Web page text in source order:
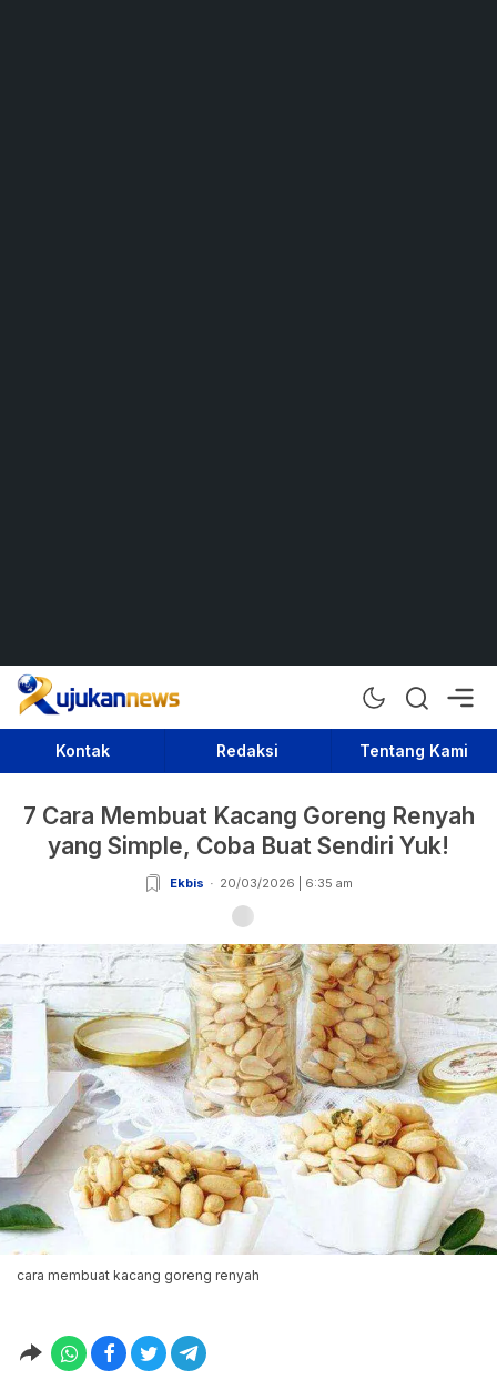
Rujukan News
Satu Rujukan Sejuta Informasi
Kontak Redaksi Tentang Kami
7 Cara Membuat Kacang Goreng Renyah
yang Simple, Coba Buat Sendiri Yuk!
Ekbis 20/03/2026 | 6:35 am
cara membuat kacang goreng renyah